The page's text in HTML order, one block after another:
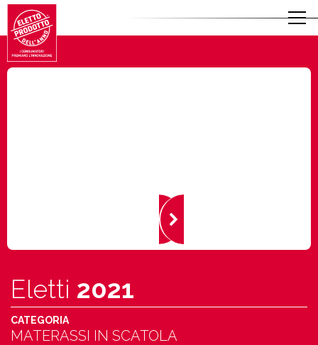
Eletti 2021
CATEGORIA
MATERASSI IN SCATOLA